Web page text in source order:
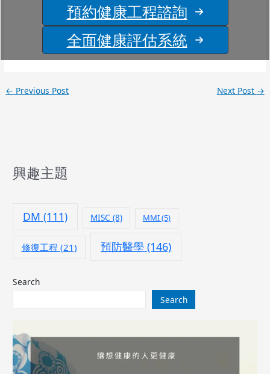
預約健康工程諮詢
全面健康評估系統
← Previous Post Next Post →
興趣主題
DM (111) MISC (8) MMI(5)
修復工程 (21) 預防醫學 (146)
Search
Search